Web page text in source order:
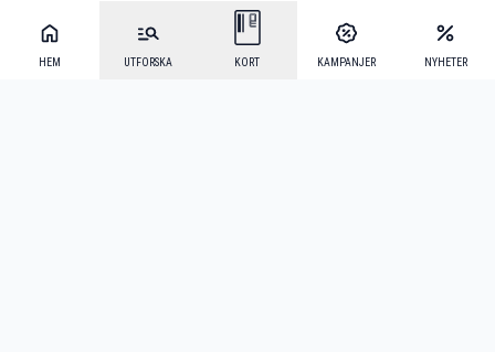
HEM UTFORSKA KORT KAMPANJER NYHETER